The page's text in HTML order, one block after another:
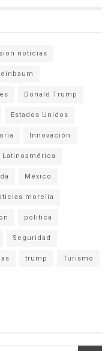
noticias
Donald Trump
Estados Unidos
Innovación
Latinoamérica
México
morelia
politica
Seguridad
trump Turismo